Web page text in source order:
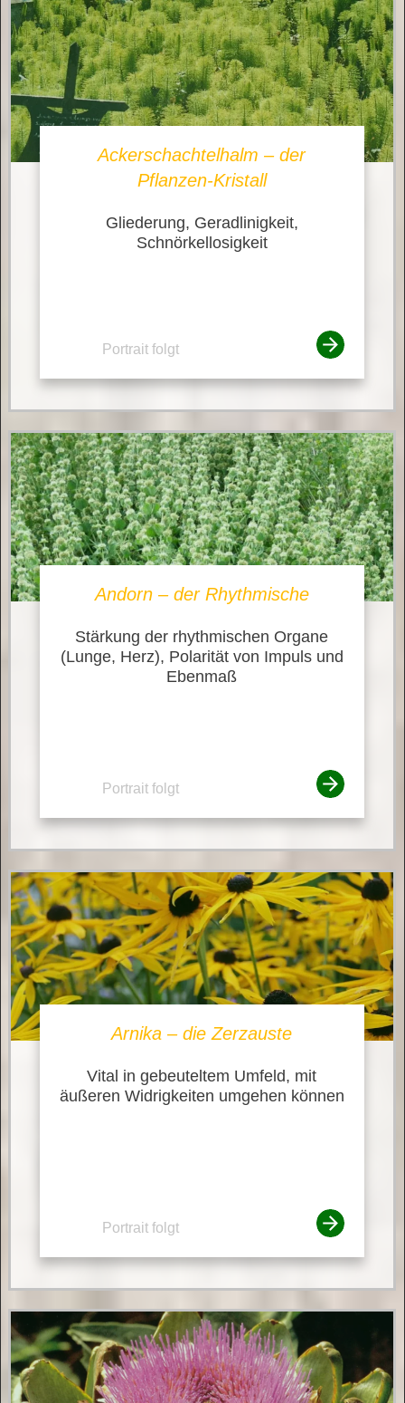
Ackerschachtelhalm – der
Pflanzen-Kristall
Gliederung, Geradlinigkeit,
Schnörkellosigkeit
Portrait folgt
Andorn – der Rhythmische
Stärkung der rhythmischen Organe
(Lunge, Herz), Polarität von Impuls und
Ebenmaß
Portrait folgt
Arnika – die Zerzauste
Vital in gebeuteltem Umfeld, mit
äußeren Widrigkeiten umgehen können
Portrait folgt